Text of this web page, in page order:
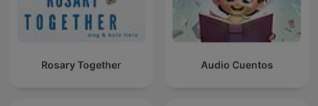
Rosary Together Audio Cuentos